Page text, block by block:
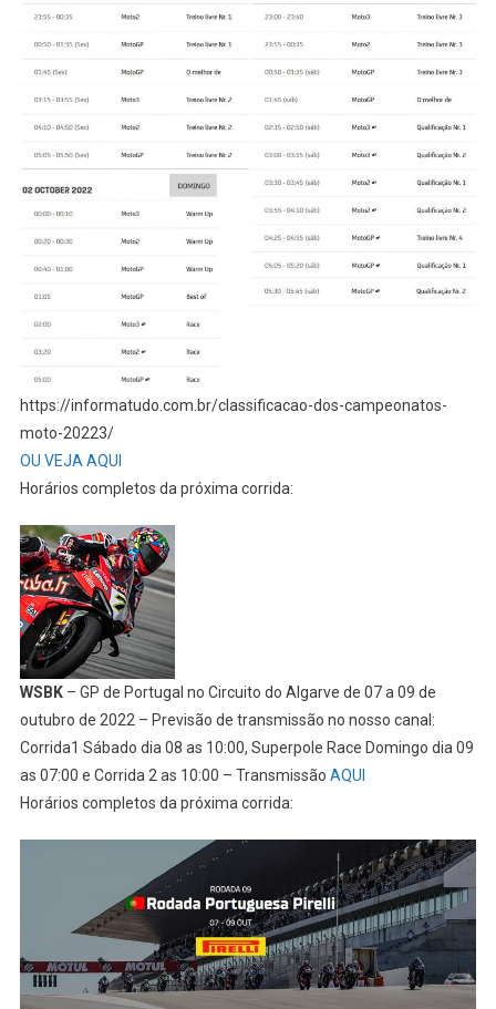
https://informatudo.com.br/classificacao-dos-campeonatos-
moto-20223/
OU VEJA AQUI
Horários completos da próxima corrida:
WSBK– GP de Portugal no Circuito do Algarve de 07 a 09 de
outubro de 2022 – Previsão de transmissão no nosso canal:
Corrida1 Sábado dia 08 as 10:00, Superpole Race Domingo dia 09
as 07:00 e Corrida 2 as 10:00 – Transmissão AQUI
Horários completos da próxima corrida: